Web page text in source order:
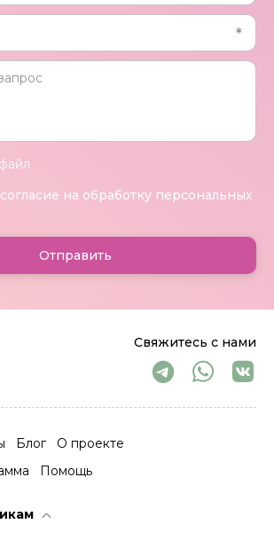
Свяжитесь с нами
Блог
О проекте
Помощь
на обработку персональных
Отправить